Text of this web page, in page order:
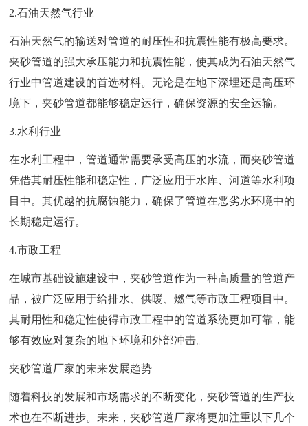
2.石油天然气行业
石油天然气的输送对管道的耐压性和抗震性能有极高要求。
夹砂管道的强大承压能力和抗震性能，使其成为石油天然气
行业中管道建设的首选材料。无论是在地下深埋还是高压环
境下，夹砂管道都能够稳定运行，确保资源的安全运输。
3.水利行业
在水利工程中，管道通常需要承受高压的水流，而夹砂管道
凭借其耐压性能和稳定性，广泛应用于水库、河道等水利项
目中。其优越的抗腐蚀能力，确保了管道在恶劣水环境中的
长期稳定运行。
4.市政工程
在城市基础设施建设中，夹砂管道作为一种高质量的管道产
品，被广泛应用于给排水、供暖、燃气等市政工程项目中。
其耐用性和稳定性使得市政工程中的管道系统更加可靠，能
够有效应对复杂的地下环境和外部冲击。
夹砂管道厂家的未来发展趋势
随着科技的发展和市场需求的不断变化，夹砂管道的生产技
术也在不断进步。未来，夹砂管道厂家将更加注重以下几个